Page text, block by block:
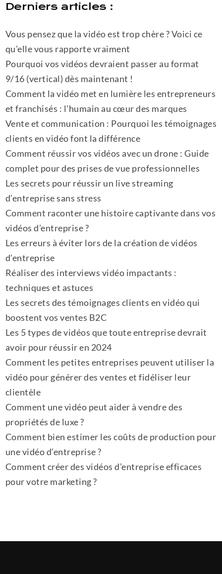
Derniers articles :
Vous pensez que la vidéo est trop chère ? Voici ce
qu’elle vous rapporte vraiment
Pourquoi vos vidéos devraient passer au format
9/16 (vertical) dès maintenant !
Comment la vidéo met en lumière les entrepreneurs
et franchisés : l’humain au cœur des marques
Vente et communication : Pourquoi les témoignages
clients en vidéo font la différence
Comment réussir vos vidéos avec un drone : Guide
complet pour des prises de vue professionnelles
Les secrets pour réussir un live streaming
d’entreprise sans stress
Comment raconter une histoire captivante dans vos
vidéos d’entreprise ?
Les erreurs à éviter lors de la création de vidéos
d’entreprise
Réaliser des interviews vidéo impactants :
techniques et astuces
Les secrets des témoignages clients en vidéo qui
boostent vos ventes B2C
Les 5 types de vidéos que toute entreprise devrait
avoir pour réussir en 2024
Comment les petites entreprises peuvent utiliser la
vidéo pour générer des ventes et fidéliser leur
clientèle
Comment une vidéo peut aider à vendre des
propriétés de luxe ?
Comment bien estimer les coûts de production pour
une vidéo d’entreprise ?
Comment créer des vidéos d’entreprise efficaces
pour votre marketing ?